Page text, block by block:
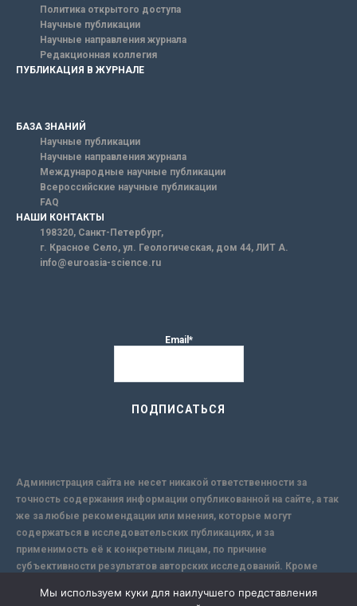
Политика открытого доступа
Научные публикации
Научные направления журнала
Редакционная коллегия
ПУБЛИКАЦИЯ В ЖУРНАЛЕ
БАЗА ЗНАНИЙ
Научные публикации
Научные направления журнала
Международные научные публикации
Всероссийские научные публикации
FAQ
НАШИ КОНТАКТЫ
198320, Санкт-Петербург,
г. Красное Село, ул. Геологическая, дом 44, ЛИТ А.
info@euroasia-science.ru
Email*
Администрация сайта не несет никакой ответственности за
точность содержания информации опубликованной на сайте, а так
же за любые рекомендации или мнения, которые могут
содержаться в исследовательских публикациях, и за
применимость её к конкретным лицам, по причине
субъективности результатов авторских исследований. Кроме
надежной защиты информации, Сайт не несет ответственности за
Мы используем куки для наилучшего представления